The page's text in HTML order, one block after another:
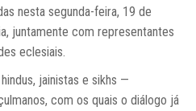
nesta segunda-feira, 19 de
juntamente com representantes
eclesiais.
jainistas e sikhs —
com os quais o diálogo já